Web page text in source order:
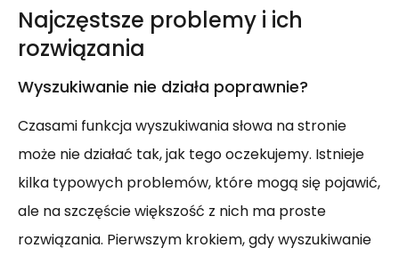
Najczęstsze problemy i ich
rozwiązania
Wyszukiwanie nie działa poprawnie?
Czasami funkcja wyszukiwania słowa na stronie
może nie działać tak, jak tego oczekujemy. Istnieje
kilka typowych problemów, które mogą się pojawić,
ale na szczęście większość z nich ma proste
rozwiązania. Pierwszym krokiem, gdy wyszukiwanie